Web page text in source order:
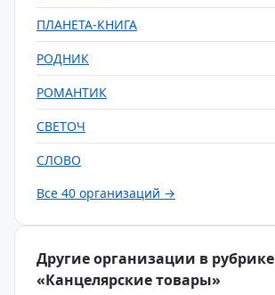
ПЛАНЕТА-КНИГА
РОДНИК
РОМАНТИК
СВЕТОЧ
СЛОВО
Все 40 организаций →
Другие организации в рубрике
«Канцелярские товары»